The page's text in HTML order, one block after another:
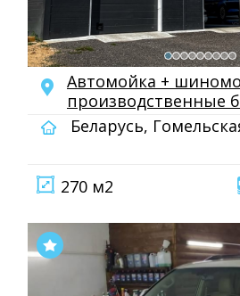
Автомойка +
производственные
Беларусь,
270 м2